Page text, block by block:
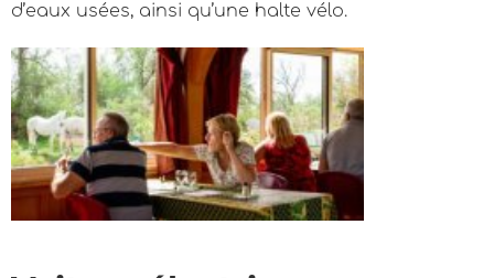
d’eaux usées, ainsi qu’une halte vélo.